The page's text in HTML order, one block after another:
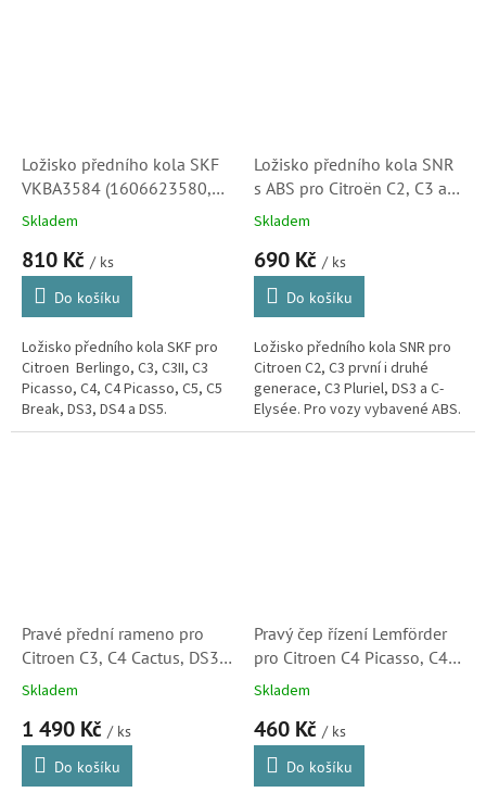
Ložisko předního kola SKF
VKBA3584 (1606623580,
335069, 335084, 335097)
Skladem
810 Kč / ks
Do košíku
Ložisko předního kola SKF pro
Citroen Berlingo, C3, C3II, C3
Picasso, C4, C4 Picasso, C5, C5
Break, DS3, DS4 a DS5.
Ložisko předního kola SNR
s ABS pro Citroën C2, C3 a
C3 Pluriel, C-Elysée a DS3
Skladem
690 Kč / ks
Do košíku
Ložisko předního kola SNR pro
Citroen C2, C3 první i druhé
generace, C3 Pluriel, DS3 a C-
Elysée. Pro vozy vybavené ABS.
Pravé přední rameno pro
Citroen C3, C4 Cactus, DS3
(9803286480,
Skladem
1 490 Kč / ks
Do košíku
Pravý čep řízení Lemförder
pro Citroen C4 Picasso, C4
Spacetourer , Berlingo a C4
Skladem
460 Kč / ks
Do košíku